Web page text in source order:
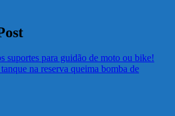
suportes para guidão de moto ou bike!
na reserva queima bomba de